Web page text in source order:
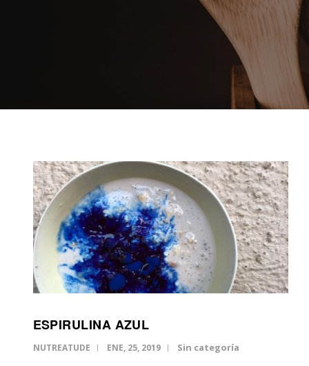
KIDS
ESPIRULINA AZUL
NUTREATUDE ENE, 25, 2019 Sin categoría